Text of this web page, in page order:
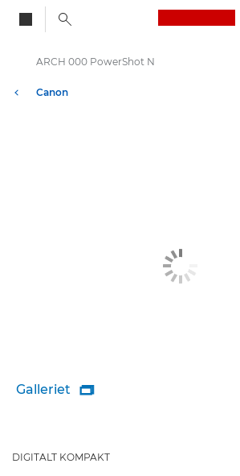
Canon
ARCH 000 PowerShot N
Galleriet 
DIGITALT KOMPAKT